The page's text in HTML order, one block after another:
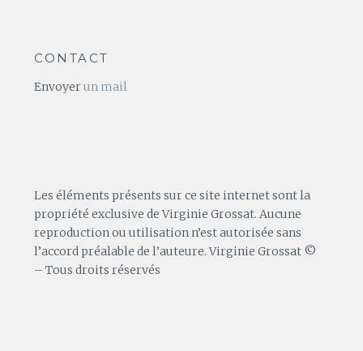
CONTACT
Envoyerun mail
Les éléments présents sur ce site internet sont la
propriété exclusive de Virginie Grossat. Aucune
reproduction ou utilisation n’est autorisée sans
l’accord préalable de l’auteure. Virginie Grossat ©
– Tous droits réservés